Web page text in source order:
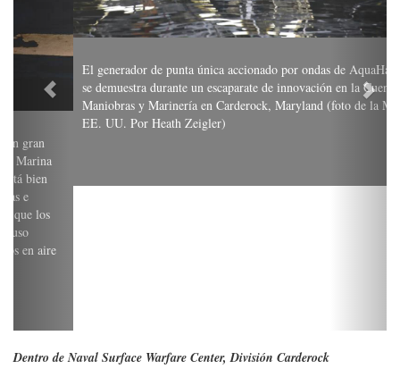
El generador de punta única accionado por ondas de AquaHarmonics
se demuestra durante un escaparate de innovación en la Cuenca de
Maniobras y Marinería en Carderock, Maryland (foto de la Marina de
EE. UU. Por Heath Zeigler)
Dentro de Naval Surface Warfare Center, División Carderock
Naval Surface Warfare Center, División Carderock en West Bethesda,
Maryland, es uno de los principales centros mundiales de experiencia en
probar estas formas de casco en nuestras instalaciones para medir la carga